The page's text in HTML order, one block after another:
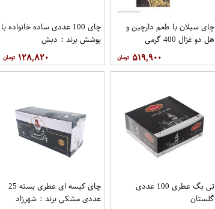
چای سیلان با طعم دارچین و
هل دو غزال 400 گرمی
۵۱۹,۹۰۰
چای 100 عددی ساده خانواده با
پوشش برند : دبش
۱۲۸,۸۲۰
تی بگ عطری 100 عددی
گلستان
چای کیسه ای عطری بسته 25
عددی مشکی برند : شهرزاد